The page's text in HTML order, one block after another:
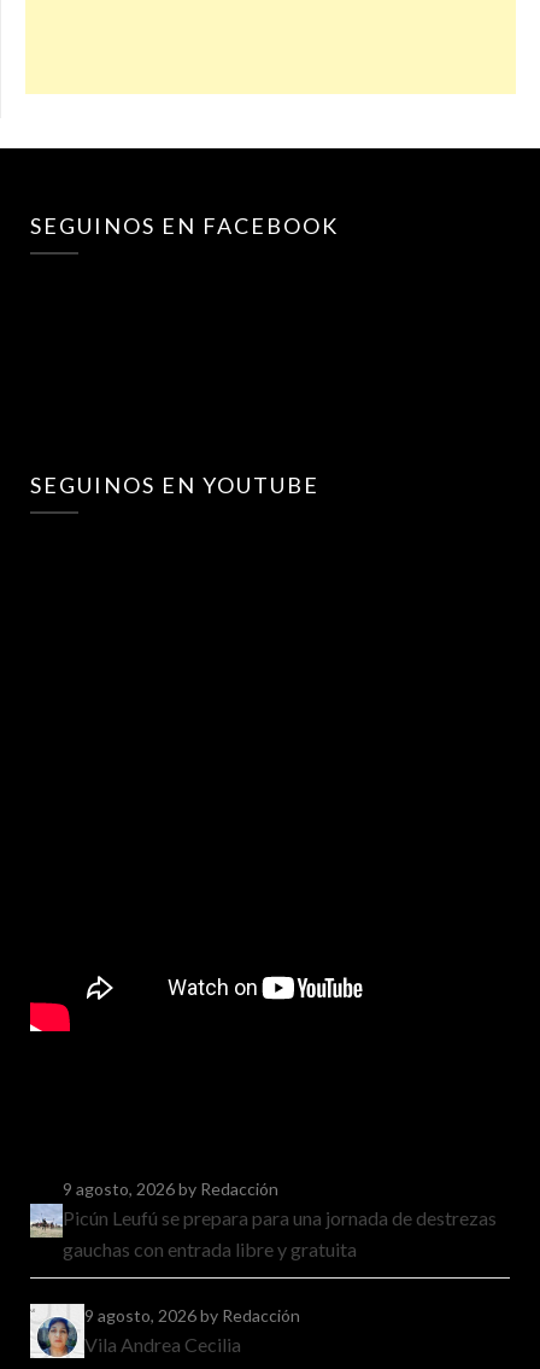
SEGUINOS EN FACEBOOK
SEGUINOS EN YOUTUBE
9 agosto, 2026by Redacción
Picún Leufú se prepara para una jornada de destrezas
gauchas con entrada libre y gratuita
9 agosto, 2026by Redacción
Vila Andrea Cecilia